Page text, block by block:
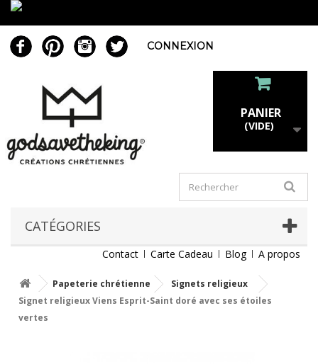
CONNEXION
PANIER
(VIDE)
CATÉGORIES
Contact Carte Cadeau Blog A propos
Papeterie chrétienne
Signets religieux
Signet religieux Viens Esprit-Saint doré avec ses étoiles
vertes